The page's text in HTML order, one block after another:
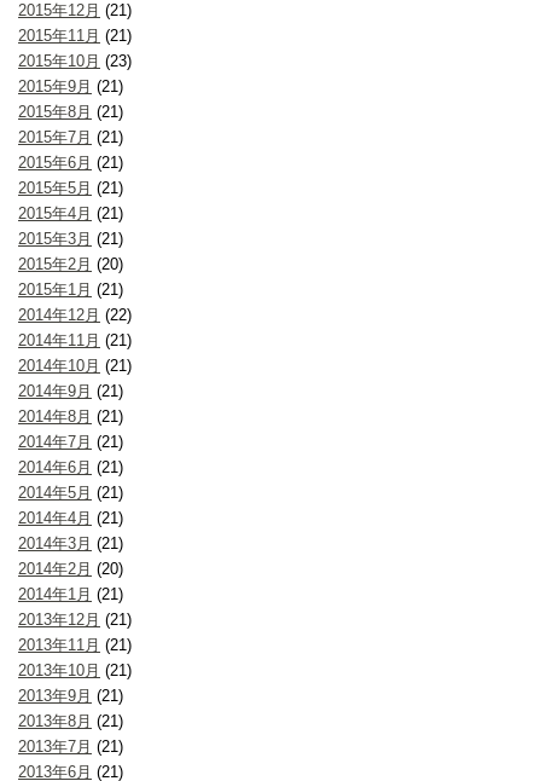
2015年12月 (21)
2015年11月 (21)
2015年10月 (23)
2015年9月 (21)
2015年8月 (21)
2015年7月 (21)
2015年6月 (21)
2015年5月 (21)
2015年4月 (21)
2015年3月 (21)
2015年2月 (20)
2015年1月 (21)
2014年12月 (22)
2014年11月 (21)
2014年10月 (21)
2014年9月 (21)
2014年8月 (21)
2014年7月 (21)
2014年6月 (21)
2014年5月 (21)
2014年4月 (21)
2014年3月 (21)
2014年2月 (20)
2014年1月 (21)
2013年12月 (21)
2013年11月 (21)
2013年10月 (21)
2013年9月 (21)
2013年8月 (21)
2013年7月 (21)
2013年6月 (21)